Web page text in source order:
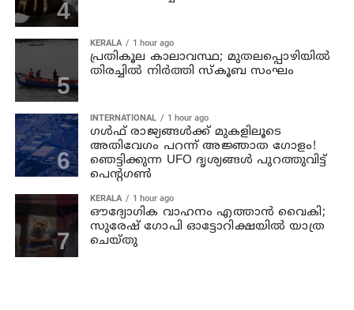
KERALA 1 hour ago
പ്രതികൂല കാലാവസ്ഥ; മുതലപ്പൊഴിയില്‍
തിരച്ചില്‍ നിര്‍ത്തി സ്കൂബ സംഘം
INTERNATIONAL 1 hour ago
ഗൾഫ് രാജ്യങ്ങൾക്ക് മുകളിലൂടെ
അതിവേഗം പറന്ന് അജ്ഞാത ഗോളം!
ഞെട്ടിക്കുന്ന UFO ദൃശ്യങ്ങൾ പുറത്തുവിട്ട്
പെന്റഗൺ
KERALA 1 hour ago
ഔദ്യോഗിക വാഹനം എത്താന്‍ വൈകി;
സുരേഷ് ഗോപി ഓട്ടോറിക്ഷയില്‍ യാത്ര
ചെയ്തു